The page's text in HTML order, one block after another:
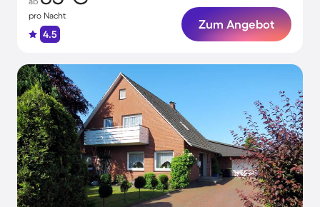
pro Nacht
4.5
Zum Angebot